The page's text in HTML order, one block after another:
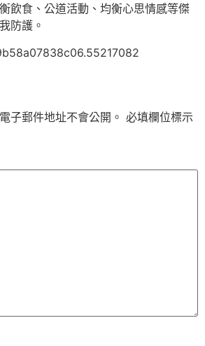
飲食、公道活動、均衡心思情感等傑
防護。
子郵件地址不會公開。 必填欄位標示